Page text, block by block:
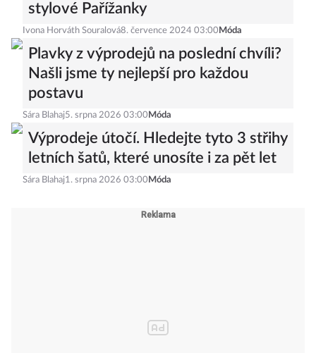
stylové Pařížanky
Ivona Horváth Souralová8. července 2024 03:00 Móda
Plavky z výprodejů na poslední chvíli?
Našli jsme ty nejlepší pro každou
postavu
Sára Blahaj5. srpna 2026 03:00 Móda
Výprodeje útočí. Hledejte tyto 3 střihy
letních šatů, které unosíte i za pět let
Sára Blahaj1. srpna 2026 03:00 Móda